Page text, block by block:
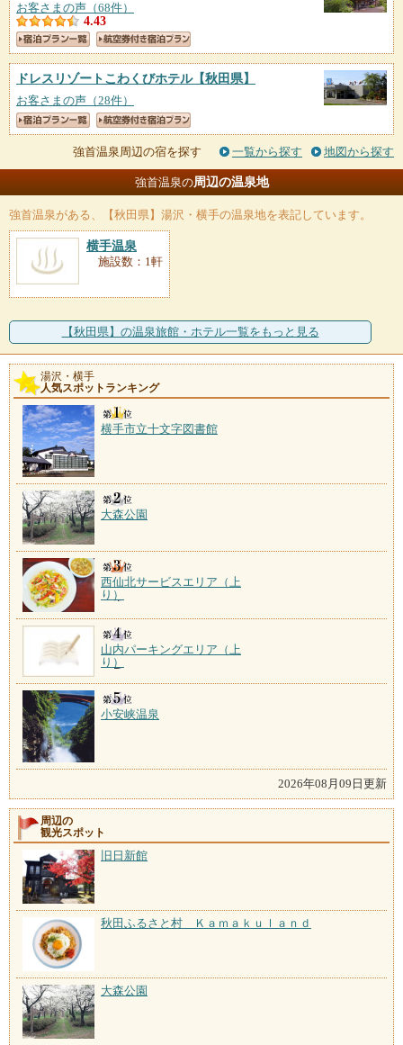
お客さまの声（68件）
4.43
ドレスリゾートこわくびホテル【秋田県】
お客さまの声（28件）
強首温泉周辺の宿を探す 一覧から探す 地図から探す
強首温泉の周辺の温泉地
強首温泉がある、【秋田県】湯沢・横手の温泉地を表記しています。
横手温泉
施設数：1軒
【秋田県】の温泉旅館・ホテル一覧をもっと見る
湯沢・横手
人気スポットランキング
横手市立十文字図書館
大森公園
西仙北サービスエリア（上
り）
山内パーキングエリア（上
り）
小安峡温泉
2026年08月09日更新
周辺の
観光スポット
旧日新館
秋田ふるさと村 Ｋａｍａｋｕｌａｎｄ
大森公園